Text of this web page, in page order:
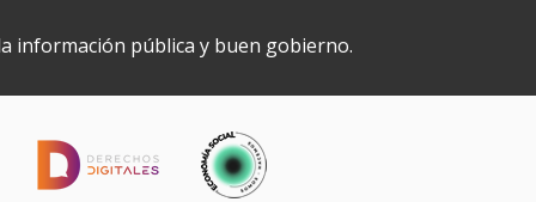
información pública y buen gobierno.